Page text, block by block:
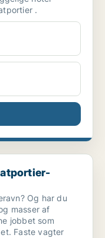
.
Og har du
masser af
jobbet som
Faste vagter